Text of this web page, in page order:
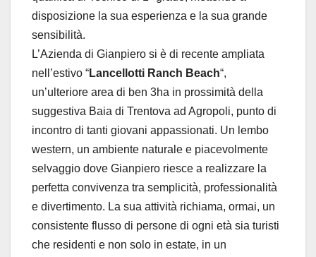
disposizione la sua esperienza e la sua grande
sensibilità.
L’Azienda di Gianpiero si è di recente ampliata
nell’estivo “Lancellotti Ranch Beach“,
un’ulteriore area di ben 3ha in prossimità della
suggestiva Baia di Trentova ad Agropoli, punto di
incontro di tanti giovani appassionati. Un lembo
western, un ambiente naturale e piacevolmente
selvaggio dove Gianpiero riesce a realizzare la
perfetta convivenza tra semplicità, professionalità
e divertimento. La sua attività richiama, ormai, un
consistente flusso di persone di ogni età sia turisti
che residenti e non solo in estate, in un